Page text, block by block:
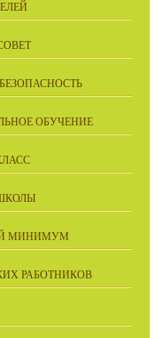
ОБУЧЕНИЕ
МИНИМУМ
РАБОТНИКОВ